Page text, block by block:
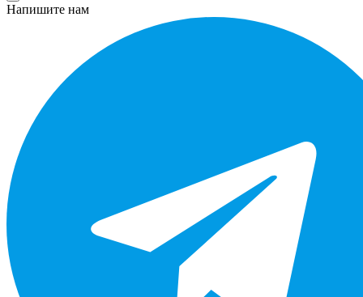
Напишите нам